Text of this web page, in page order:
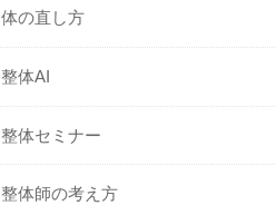
体の直し方
整体AI
整体セミナー
整体師の考え方